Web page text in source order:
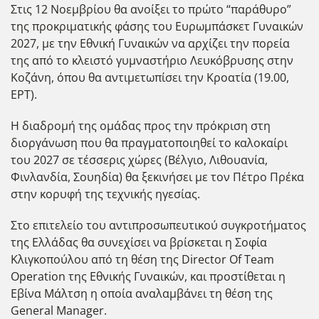
Στις 12 Νοεμβρίου θα ανοίξει το πρώτο “παράθυρο”
της προκριματικής φάσης του Ευρωμπάσκετ Γυναικών
2027, με την Εθνική Γυναικών να αρχίζει την πορεία
της από το κλειστό γυμναστήριο Λευκόβρυσης στην
Κοζάνη, όπου θα αντιμετωπίσει την Κροατία (19.00,
ΕΡΤ).
Η διαδρομή της ομάδας προς την πρόκριση στη
διοργάνωση που θα πραγματοποιηθεί το καλοκαίρι
του 2027 σε τέσσερις χώρες (Βέλγιο, Λιθουανία,
Φινλανδία, Σουηδία) θα ξεκινήσει με τον Πέτρο Πρέκα
στην κορυφή της τεχνικής ηγεσίας.
Στο επιτελείο του αντιπροσωπευτικού συγκροτήματος
της Ελλάδας θα συνεχίσει να βρίσκεται η Σοφία
Κλιγκοπούλου από τη θέση της Director Of Team
Operation της Εθνικής Γυναικών, και προστίθεται η
Εβίνα Μάλτση η οποία αναλαμβάνει τη θέση της
General Manager.